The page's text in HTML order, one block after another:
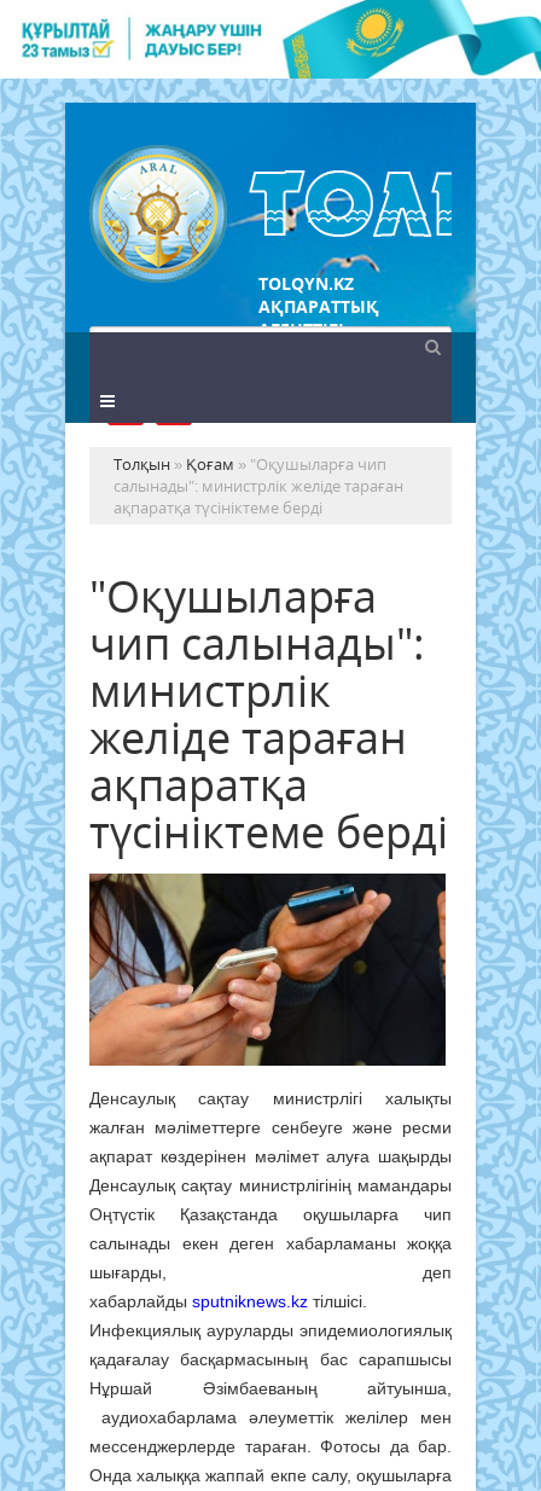
TOLQYN.KZ
АҚПАРАТТЫҚ
АГЕНТТІГІ
Толқын » Қоғам » "Оқушыларға чип
салынады": министрлік желіде тараған
ақпаратқа түсініктеме берді
"Оқушыларға
чип салынады":
министрлік
желіде тараған
ақпаратқа
түсініктеме берді
Денсаулық сақтау министрлігі халықты
жалған мәліметтерге сенбеуге және ресми
ақпарат көздерінен мәлімет алуға шақырды
Денсаулық сақтау министрлігінің мамандары
Оңтүстік Қазақстанда оқушыларға чип
салынады екен деген хабарламаны жоққа
шығарды, деп
хабарлайды sputniknews.kz тілшісі.
Инфекциялық ауруларды эпидемиологиялық
қадағалау басқармасының бас сарапшысы
Нұршай Әзімбаеваның айтуынша,
аудиохабарлама әлеуметтік желілер мен
мессенджерлерде тараған. Фотосы да бар.
Онда халыққа жаппай екпе салу, оқушыларға